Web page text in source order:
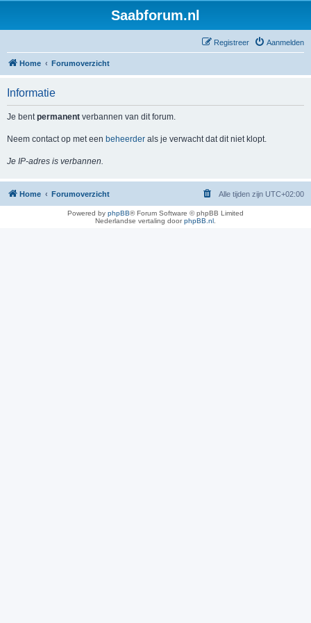
Saabforum.nl
Aanmelden
Registreer
Home Forumoverzicht
Informatie
Je bentpermanent verbannen van dit forum.
Neem contact op met een beheerder als je verwacht dat dit niet klopt.
Je IP-adres is verbannen.
Home Forumoverzicht Alle tijden zijn UTC+02:00
Powered by phpBB® Forum Software © phpBB Limited
Nederlandse vertaling doorphpBB.nl